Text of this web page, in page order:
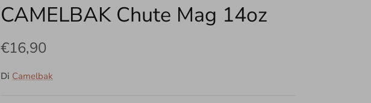
CAMELBAK Chute Mag 14oz
€16,90
Di Camelbak